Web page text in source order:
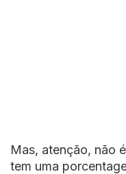
Mas, atenção, não
tem uma